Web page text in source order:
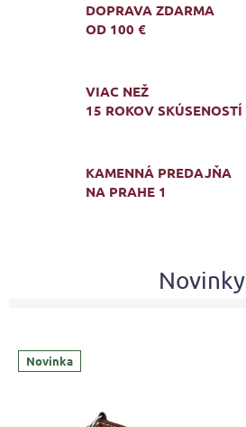
DOPRAVA ZDARMA
OD 100 €
VIAC NEŽ
15 ROKOV SKÚSENOSTÍ
KAMENNÁ PREDAJŇA
NA PRAHE 1
Novinky
Novinka